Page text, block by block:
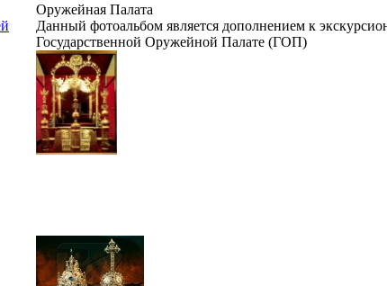
Оружейная Палата
Данный фотоальбом является дополнением к
Государственной Оружейной Палате (ГОП)